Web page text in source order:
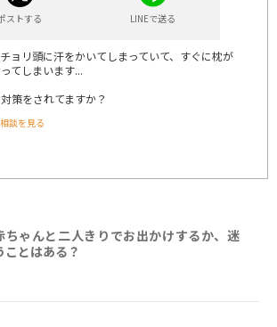
ストする LINEで送る
ョリ頭に汗をかいてしまっていて、すぐに枕が
てしまいます...
策をされてますか？
談を見る
ちゃんと二人きりでお出かけするか、迷
ことはある？